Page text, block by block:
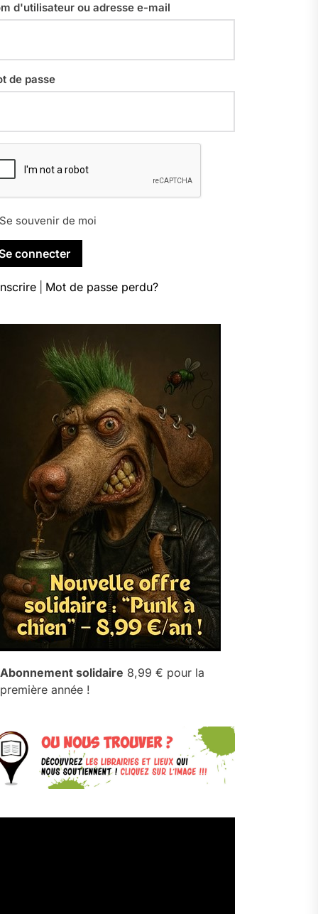
d'utilisateur ou adresse e-mail
de passe
Se souvenir de moi
Mot de passe perdu?
Abonnement solidaire 8,99 € pour la
première année !